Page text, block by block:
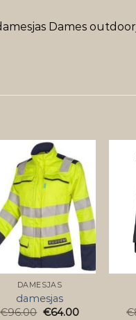
Dames
DAMESJAS
damesjas
€96.00 €64.00
€